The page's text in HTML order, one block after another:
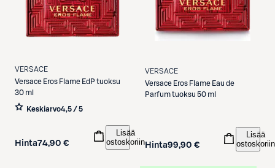
VERSACE
Versace Eros Flame EdP tuoksu
30 ml
Keskiarvo4,5 / 5
Hinta74,90 €
Lisää
ostoskoriin
VERSACE
Versace Eros Flame Eau de
Parfum tuoksu 50 ml
Hinta99,90 €
Lisää
ostoskoriin